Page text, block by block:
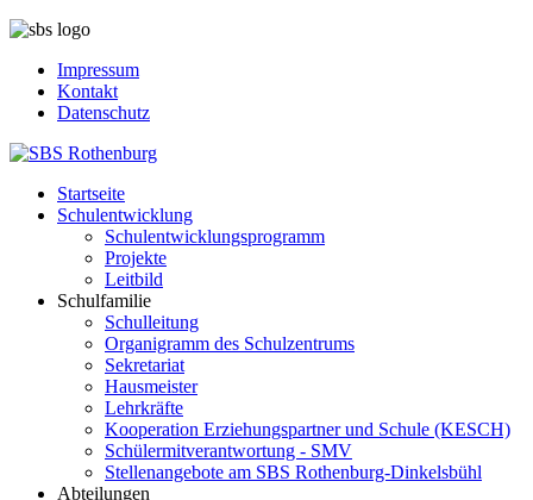
Impressum
Kontakt
Datenschutz
Startseite
Schulentwicklung
Schulentwicklungsprogramm
Projekte
Leitbild
Schulfamilie
Schulleitung
Organigramm des Schulzentrums
Sekretariat
Hausmeister
Lehrkräfte
Kooperation Erziehungspartner und Schule (KESCH)
Schülermitverantwortung - SMV
Stellenangebote am SBS Rothenburg-Dinkelsbühl
Abteilungen